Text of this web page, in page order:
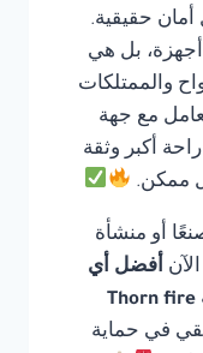
أمان حقيقية.
بل هي
والممتلكات
مع جهة
أكبر وثقة
ممكن.
أو منشأة
أفضل أي
شركة صيانة Thorn fire
في حماية